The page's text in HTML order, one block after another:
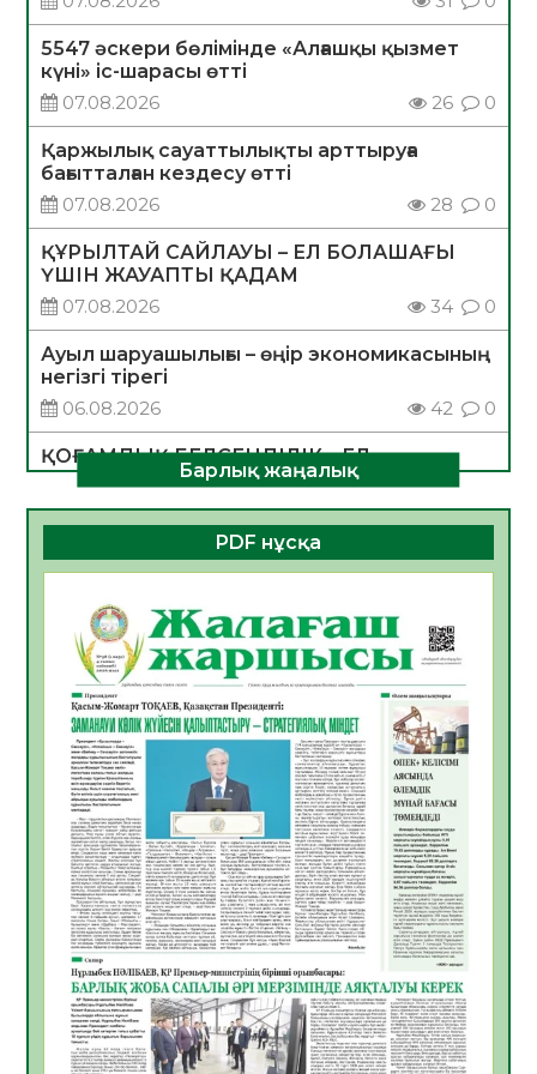
5547 әскери бөлімінде «Алғашқы қызмет
күні» іс-шарасы өтті
07.08.2026
26 0
Қаржылық сауаттылықты арттыруға
бағытталған кездесу өтті
07.08.2026
28 0
ҚҰРЫЛТАЙ САЙЛАУЫ – ЕЛ БОЛАШАҒЫ
ҮШІН ЖАУАПТЫ ҚАДАМ
07.08.2026
34 0
Ауыл шаруашылығы – өңір экономикасының
негізгі тірегі
06.08.2026
42 0
ҚОҒАМДЫҚ БЕЛСЕНДІЛІК – ЕЛ
ДАМУЫНЫҢ НЕГІЗІ
06.08.2026
39 0
ҚҰРЫЛТАЙ САЙЛАУЫ – БОЛАШАҚҚА
06.08.2026
Инфекциялық ауруларға қарсы иммундау
жұмыстарының тиімділігі
06.08.2026
44
Көкжөтел ауруы туралы
06.08.2026
39
АПВ вакцинасы туралы мәлімет
06.08.2026
39
Open Air: Қызылорда облысы полиция
департаменті 20 мыңнан астам
көрерменнің қауіпсіздігін қамтамасыз етті
06.08.2026
51
ҚЫЗЫЛОРДАДА «САНАЛЫ ҰРПАҚ –
ЖАРҚЫН БОЛАШАҚ» АТТЫ КЕҢЕЙТІЛГЕН
Барлық жаңалық
PDF нұсқа